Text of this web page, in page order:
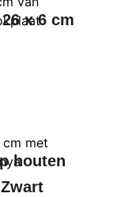
x 6 cm
houten